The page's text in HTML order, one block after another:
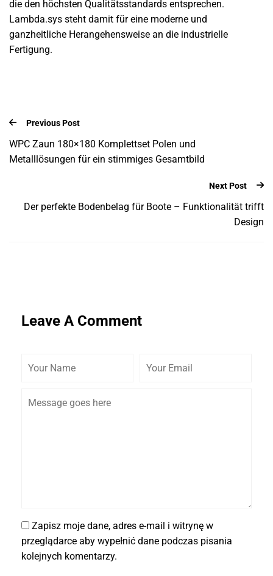
die den höchsten Qualitätsstandards entsprechen.
Lambda.sys steht damit für eine moderne und
ganzheitliche Herangehensweise an die industrielle
Fertigung.
Previous Post
WPC Zaun 180×180 Komplettset Polen und
Metalllösungen für ein stimmiges Gesamtbild
Next Post
Der perfekte Bodenbelag für Boote – Funktionalität trifft
Design
Leave A Comment
Zapisz moje dane, adres e-mail i witrynę w
przeglądarce aby wypełnić dane podczas pisania
kolejnych komentarzy.